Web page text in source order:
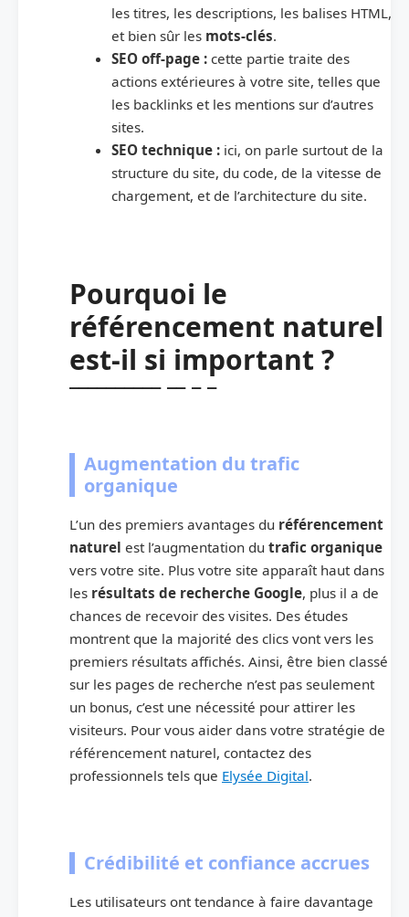
les titres, les descriptions, les balises HTML,
et bien sûr les mots-clés.
SEO off-page :cette partie traite des
actions extérieures à votre site, telles que
les backlinks et les mentions sur d’autres
sites.
SEO technique :ici, on parle surtout de la
structure du site, du code, de la vitesse de
chargement, et de l’architecture du site.
Pourquoi le
référencement naturel
est-il si important ?
Augmentation du trafic
organique
L’un des premiers avantages du référencement
naturel est l’augmentation du trafic organique
vers votre site. Plus votre site apparaît haut dans
les résultats de recherche Google, plus il a de
chances de recevoir des visites. Des études
montrent que la majorité des clics vont vers les
premiers résultats affichés. Ainsi, être bien classé
sur les pages de recherche n’est pas seulement
un bonus, c’est une nécessité pour attirer les
visiteurs. Pour vous aider dans votre stratégie de
référencement naturel, contactez des
professionnels tels que Elysée Digital.
Crédibilité et confiance accrues
Les utilisateurs ont tendance à faire davantage